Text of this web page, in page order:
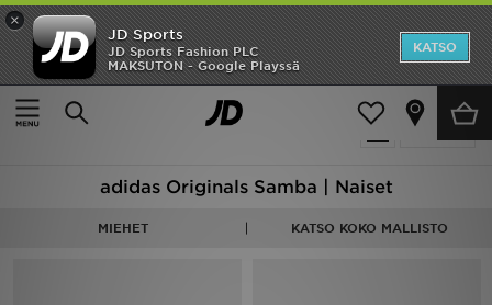
×
JD Sports
JD Sports Fashion PLC
MAKSUTON - Google Playssä
KATSO
Etusivu
Naiset
Suodata
7 tuotetta
adidas Originals Samba | Naiset
MIEHET KATSO KOKO MALLISTO
Etusivu
Ale